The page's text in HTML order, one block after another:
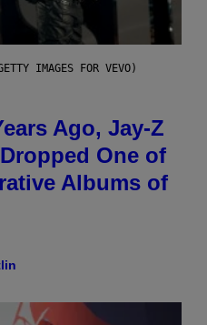
IMAGES FOR VEVO)
Ago, Jay-Z
One of
Albums of